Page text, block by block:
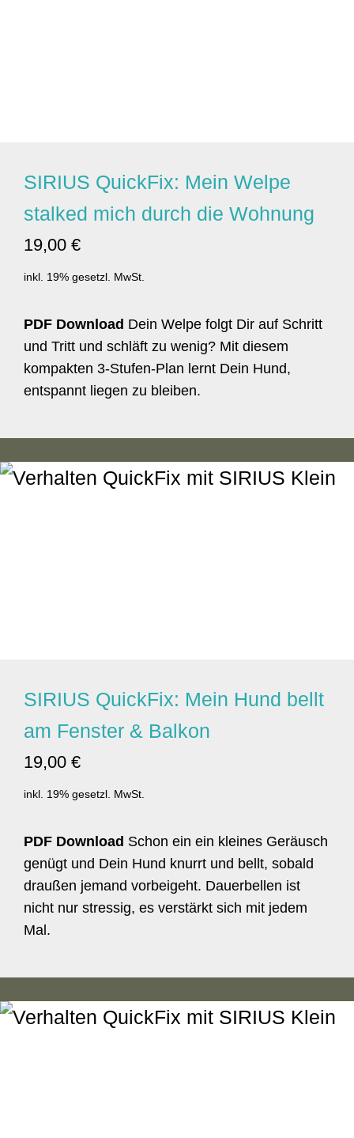
SIRIUS QuickFix: Mein Welpe
stalked mich durch die Wohnung
19,00 €
inkl. 19% gesetzl. MwSt.
PDF Download Dein Welpe folgt Dir auf Schritt
und Tritt und schläft zu wenig? Mit diesem
kompakten 3-Stufen-Plan lernt Dein Hund,
entspannt liegen zu bleiben.
SIRIUS QuickFix: Mein Hund bellt
am Fenster & Balkon
19,00 €
inkl. 19% gesetzl. MwSt.
PDF Download Schon ein ein kleines Geräusch
genügt und Dein Hund knurrt und bellt, sobald
draußen jemand vorbeigeht. Dauerbellen ist
nicht nur stressig, es verstärkt sich mit jedem
Mal.